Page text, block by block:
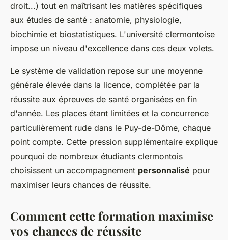
droit...) tout en maîtrisant les matières spécifiques
aux études de santé : anatomie, physiologie,
biochimie et biostatistiques. L'université clermontoise
impose un niveau d'excellence dans ces deux volets.
Le système de validation repose sur une moyenne
générale élevée dans la licence, complétée par la
réussite aux épreuves de santé organisées en fin
d'année. Les places étant limitées et la concurrence
particulièrement rude dans le Puy-de-Dôme, chaque
point compte. Cette pression supplémentaire explique
pourquoi de nombreux étudiants clermontois
choisissent un accompagnement personnalisé pour
maximiser leurs chances de réussite.
Comment cette formation maximise
vos chances de réussite